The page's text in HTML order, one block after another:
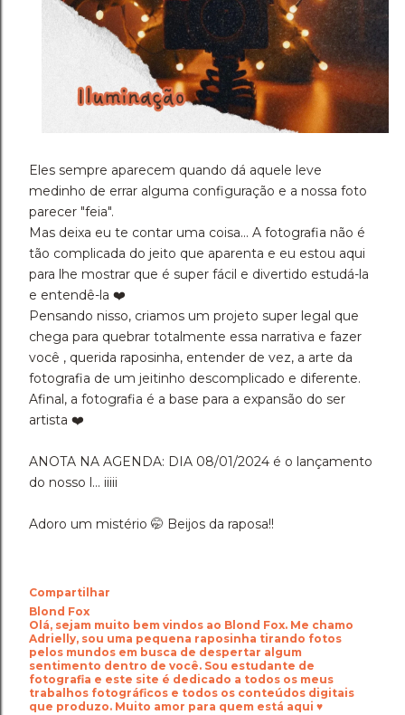
Eles sempre aparecem quando dá aquele leve
medinho de errar alguma configuração e a nossa foto
parecer "feia".
Mas deixa eu te contar uma coisa... A fotografia não é
tão complicada do jeito que aparenta e eu estou aqui
para lhe mostrar que é super fácil e divertido estudá-la
e entendê-la ❤️
Pensando nisso, criamos um projeto super legal que
chega para quebrar totalmente essa narrativa e fazer
você , querida raposinha, entender de vez, a arte da
fotografia de um jeitinho descomplicado e diferente.
Afinal, a fotografia é a base para a expansão do ser
artista ❤️
ANOTA NA AGENDA: DIA 08/01/2024 é o lançamento
do nosso l... iiiii
Adoro um mistério 🤭 Beijos da raposa!!
Compartilhar
Blond Fox
Olá, sejam muito bem vindos ao Blond Fox. Me chamo
Adrielly, sou uma pequena raposinha tirando fotos
pelos mundos em busca de despertar algum
sentimento dentro de você. Sou estudante de
fotografia e este site é dedicado a todos os meus
trabalhos fotográficos e todos os conteúdos digitais
que produzo. Muito amor para quem está aqui ♥